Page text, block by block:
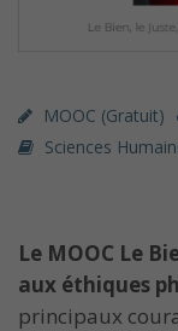
MOOC (gratuit)
Sciences
Le MOOC Le
aux éthiques
principaux